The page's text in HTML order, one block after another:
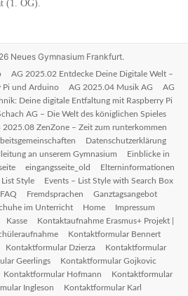
(1. OG).
Neues Gymnasium Frankfurt.
AG 2025.02 Entdecke Deine Digitale Welt –
Pi und Arduino
AG 2025.04 Musik AG
AG
Deine digitale Entfaltung mit Raspberry Pi
AG – Die Welt des königlichen Spieles
2025.08 ZenZone – Zeit zum runterkommen
Datenschutzerklärung
an unserem Gymnasium
Einblicke in
eingangsseite_old
Elterninformationen
List Style
Events – List Style with Search Box
Fremdsprachen
Ganztagsangebot
im Unterricht Home
Impressum
Kasse
Kontaktaufnahme Erasmus+ Projekt |
Kontaktformular Bennert
Kontaktformular Dzierza
Kontaktformular
Geerlings
Kontaktformular Gojkovic
Kontaktformular Hofmann
Kontaktformular
Ingleson
Kontaktformular Karl